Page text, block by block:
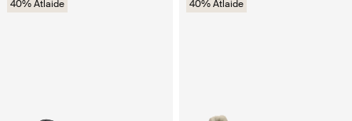
40% Atlaide 40% Atlaide